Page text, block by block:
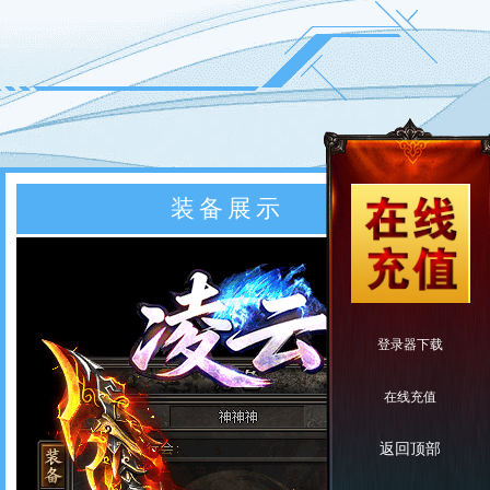
装备展示
登录器下载
在线充值
返回顶部